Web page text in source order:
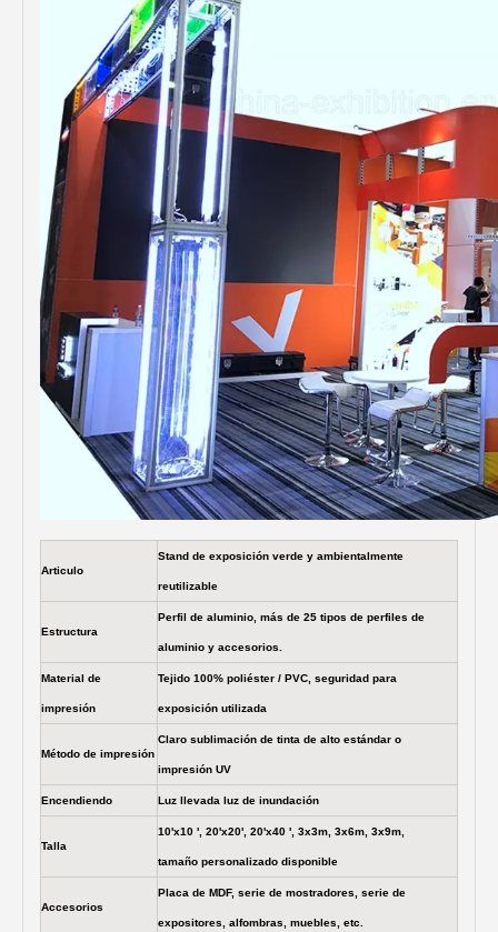
Articulo
Stand de exposición verde y ambientalmente
reutilizable
Estructura
Perfil de aluminio, más de 25 tipos de perfiles de
aluminio y accesorios.
Material de
impresión
Tejido 100% poliéster / PVC, seguridad para
exposición utilizada
Método de impresión
Claro sublimación de tinta de alto estándar o
impresión UV
Encendiendo Luz llevada luz de inundación
Talla
10'x10 ', 20'x20', 20'x40 ', 3x3m, 3x6m, 3x9m,
tamaño personalizado disponible
Accesorios
Placa de MDF, serie de mostradores, serie de
expositores, alfombras, muebles, etc.